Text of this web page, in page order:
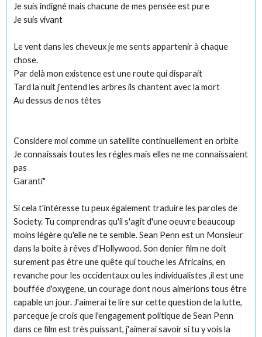
Je suis indigné mais chacune de mes pensée est pure
Je suis vivant
Le vent dans les cheveux je me sents appartenir à chaque
chose.
Par delà mon existence est une route qui disparait
Tard la nuit j'entend les arbres ils chantent avec la mort
Au dessus de nos têtes
Considere moi comme un satellite continuellement en orbite
Je connaissais toutes les régles mais elles ne me connaissaient
pas
Garanti"
Si cela t'intéresse tu peux également traduire les paroles de
Society. Tu comprendras qu'il s'agit d'une oeuvre beaucoup
moins légère qu'elle ne te semble. Sean Penn est un Monsieur
dans la boite à rêves d'Hollywood. Son denier film ne doit
surement pas être une quête qui touche les Africains, en
revanche pour les occidentaux ou les individualistes ,il est une
bouffée d'oxygene, un courage dont nous aimerions tous être
capable un jour. J'aimerai te lire sur cette question de la lutte,
parceque je crois que l'engagement politique de Sean Penn
dans ce film est très puissant, j'aimerai savoir si tu y vois la